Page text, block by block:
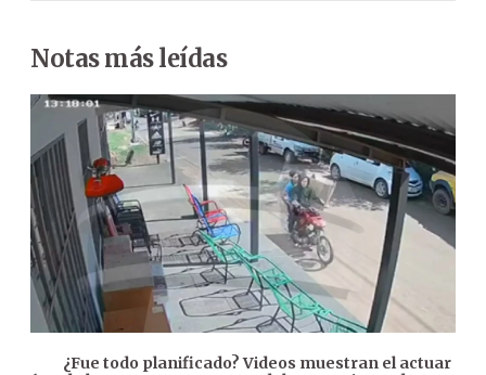
Notas más leídas
¿Fue todo planificado? Videos muestran el actuar